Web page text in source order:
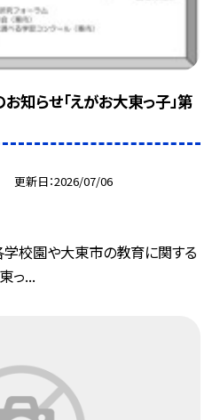
知らせ「えがお大東っ子」第
更新日 2026/07/06
校園や大東市の教育に関する
っ...